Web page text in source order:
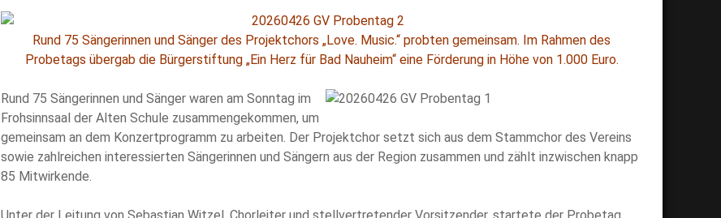
Rund 75 Sängerinnen und Sänger des Projektchors „Love. Music.“ probten gemeinsam. Im Rahmen des
Probetags übergab die Bürgerstiftung „Ein Herz für Bad Nauheim“ eine Förderung in Höhe von 1.000 Euro.
Rund 75 Sängerinnen und Sänger waren am Sonntag im
Frohsinnsaal der Alten Schule zusammengekommen, um
gemeinsam an dem Konzertprogramm zu arbeiten. Der Projektchor setzt sich aus dem Stammchor des Vereins
sowie zahlreichen interessierten Sängerinnen und Sängern aus der Region zusammen und zählt inzwischen knapp
85 Mitwirkende.